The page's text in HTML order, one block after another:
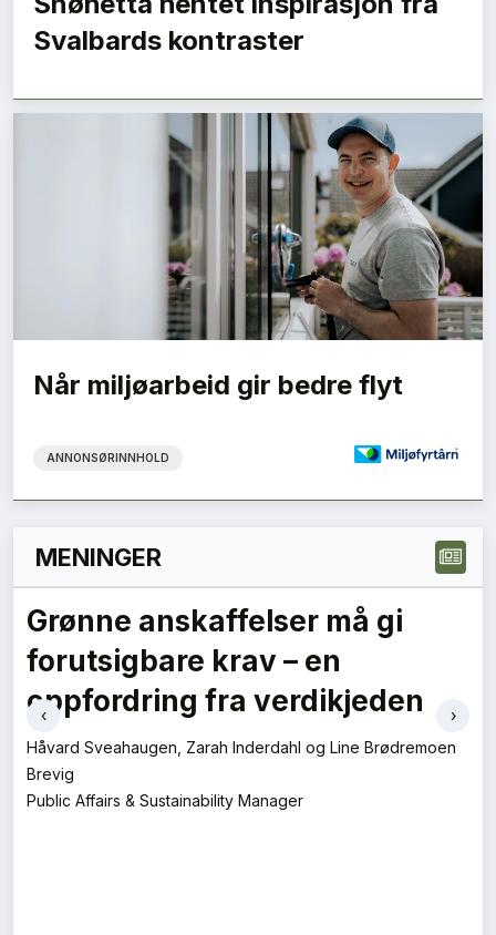
Svalbards kontraster
Når miljøarbeid gir bedre flyt
ANNONSØRINNHOLD
MENINGER
Grønne anskaffelser må gi
forutsigbare krav – en
oppfordring fra verdikjeden
Håvard Sveahaugen, Zarah Inderdahl og Line Brødremoen
Brevig
Public Affairs & Sustainability Manager
‹ ›